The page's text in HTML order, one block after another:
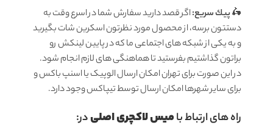
🛵پيك سریع:اگر قصد دارید سفارش شما در اسرع وقت به
دستتون برسه، از محصول مورد نظرتون اسکرین شات بگیرید
و به یکی از شبکه های اجتماعی ما که در پایین لینکش رو
براتون گذاشتیم بفرستید تا هماهنگی های لازم انجام شود.
در این صورت برای تهران امکان ارسال الوپیک یا اسنپ باکس و
برای سایر شهرها امکان ارسال توسط تیپاکس وجود دارد.
راه های ارتباط بامیس لاکچری اصلیدر: